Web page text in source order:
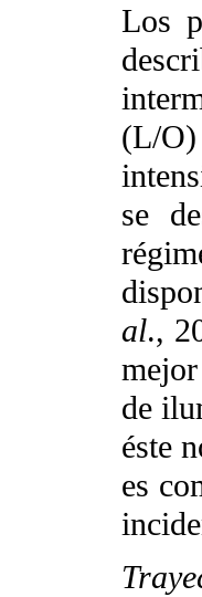
Los
(L/
se
al.,
de
éste
es